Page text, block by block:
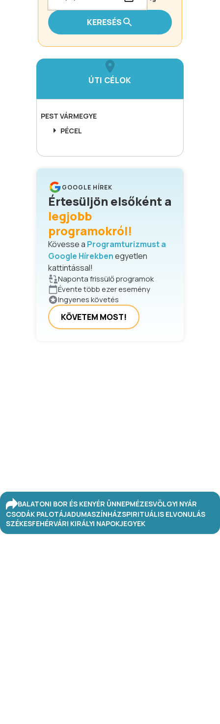
KERESÉS
ÚTI CÉLOK
PEST VÁRMEGYE
PÉCEL
GOOGLE HÍREK
Értesüljön elsőként a
legjobb
programokról!
Kövesse a Programturizmust a
Google Hírekbenegyetlen
kattintással!
Naponta frissülő programok
Évente több ezer esemény
Ingyenes követés
KÖVETEM MOST!
BALATONI BOR ÉS KENYÉR ÜNNEPMÉZESVÖLGYI NYÁR
CSODÁK PALOTÁJADUMASZÍNHÁZSPIRITUÁLIS ELVONULÁS
SZÉKESFEHÉRVÁRI KIRÁLYI NAPOKJEGYEK